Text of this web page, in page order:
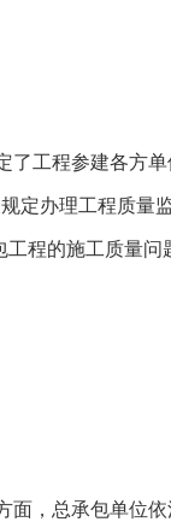
工程参建各方单
定办理工程质量监
程的施工质量问
，总承包单位依